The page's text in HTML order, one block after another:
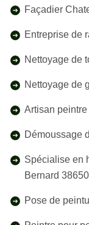
Façadier
Entreprise de
Nettoyage de
Nettoyage de
Artisan
Démoussage
Spécialise en
Bernard 38650
Pose de